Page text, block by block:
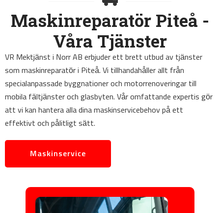
Maskinreparatör Piteå -
Våra Tjänster
VR Mektjänst i Norr AB erbjuder ett brett utbud av tjänster
som maskinreparatör i Piteå. Vi tillhandahåller allt från
specialanpassade byggnationer och motorrenoveringar till
mobila fältjänster och glasbyten. Vår omfattande expertis gör
att vi kan hantera alla dina maskinservicebehov på ett
effektivt och pålitligt sätt.
Maskinservice